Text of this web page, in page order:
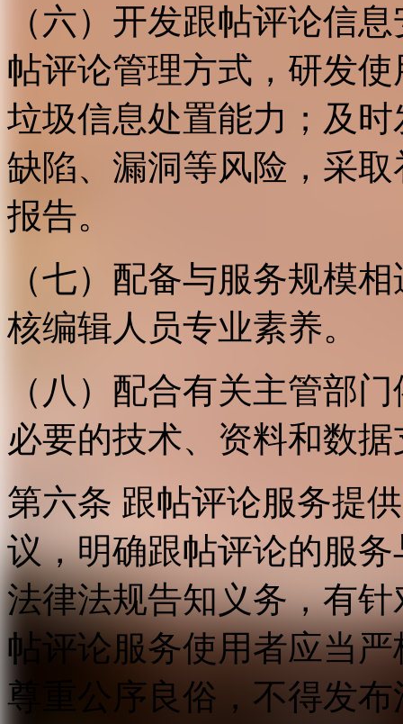
（六）开发跟帖评论信
帖评论管理方式，研发
垃圾信息处置能力；及
缺陷、漏洞等风险，采
报告。
（七）配备与服务规模
核编辑人员专业素养。
（八）配合有关主管部
必要的技术、资料和数
第六条 跟帖评论服务提
议，明确跟帖评论的服
法律法规告知义务，有
帖评论服务使用者应当
尊重公序良俗，不得发